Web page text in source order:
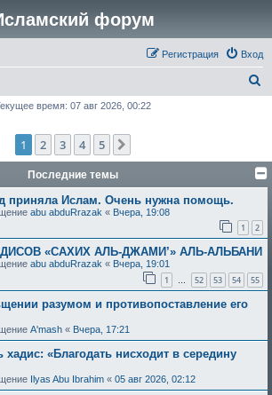
форум
Вход
Регистрация
к
время: 07 авг 2026, 00:22
1 2 3 4 5
Последние темы
приняла Ислам. Очень нужна помощь.
abu abduRrazak « Вчера, 19:08
1 2
«САХИХ АЛЬ-ДЖАМИ’» АЛЬ-АЛЬБАНИ
abu abduRrazak « Вчера, 19:01
1 … 52 53 54 55
разумом и противопоставление его
A'mash « Вчера, 17:21
хадис: «Благодать нисходит в середину
Ilyas Abu Ibrahim « 05 авг 2026, 02:12